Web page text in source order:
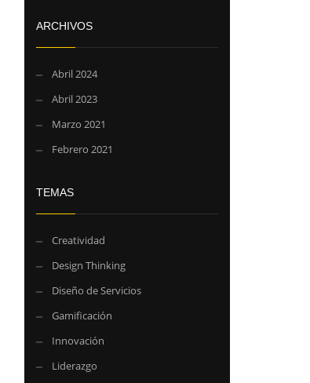
ARCHIVOS
Abril 2024
Abril 2023
Marzo 2021
Febrero 2021
TEMAS
Creatividad
Design Thinking
Diseño de Servicios
Gamificación
Innovación
Liderazgo